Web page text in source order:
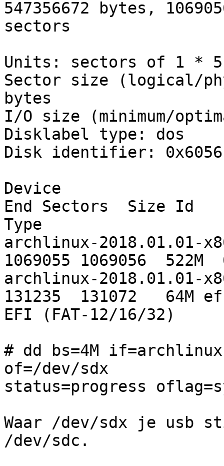
547356672 bytes,
sectors
Units: sectors of 1 *
Sector size (logical/
bytes
I/O size (minimum/
Disklabel type: dos
Disk identifier:
Device
End Sectors  Size Id
Type
archlinux-
1069055 1069056  522M
archlinux-2018.01.01-
131235  131072   64M ef
EFI (FAT-12/16/32)
# dd bs=4M
of=/dev/sdx
status=progress
Waar /dev/sdx je usb
/dev/sdc.